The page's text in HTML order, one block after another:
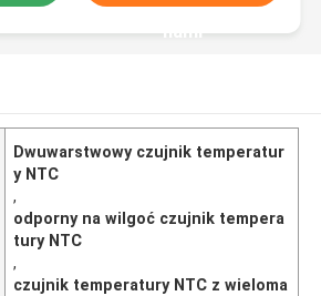
nami
Dwuwarstwowy czujnik temperatur
y NTC
,
odporny na wilgoć czujnik tempera
tury NTC
,
czujnik temperatury NTC z wieloma